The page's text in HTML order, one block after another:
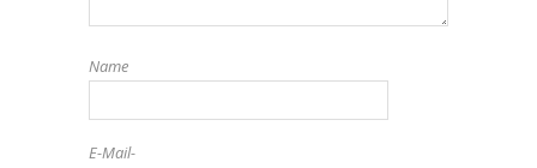
Name
E-Mail-